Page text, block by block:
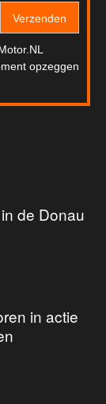
Verzenden
opzeggen
de Donau
in actie